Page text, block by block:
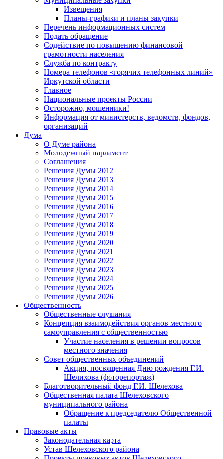
Извещения
Планы-графики и планы закупки
Перечень информационных систем
Подать обращение
Содействие по повышению финансовой
грамотности населения
Служба по контракту
Номера телефонов «горячих телефонных линий»
Иркутской области
Главное
Национальные проекты России
Осторожно, мошенники!
Информация от министерств, ведомств, фондов,
организаций
Дума
О Думе района
Молодежный парламент
Соглашения
Решения Думы 2012
Решения Думы 2013
Решения Думы 2014
Решения Думы 2015
Решения Думы 2016
Решения Думы 2017
Решения Думы 2018
Решения Думы 2019
Решения Думы 2020
Решения Думы 2021
Решения Думы 2022
Решения Думы 2023
Решения Думы 2024
Решения Думы 2025
Решения Думы 2026
Общественность
Общественные слушания
Концепция взаимодействия органов местного
самоуправления с общественностью
Участие населения в решении вопросов
местного значения
Совет общественных объединений
Акция, посвященная Дню рождения Г.И.
Шелихова (фоторепортаж)
Благотворительный фонд Г.И. Шелехова
Общественная палата Шелеховского
муниципального района
Обращение к председателю Общественной
палаты
Правовые акты
Законодательная карта
Устав Шелеховского района